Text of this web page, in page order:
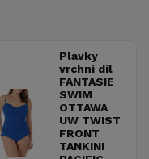
Plavky
vrchní díl
FANTASIE
SWIM
OTTAWA
UW TWIST
FRONT
TANKINI